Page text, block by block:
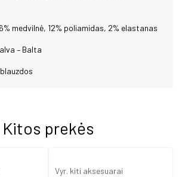
medvilnė, 12% poliamidas, 2% elastanas
– Balta
Kitos prekės
Vyr. kiti aksesuarai